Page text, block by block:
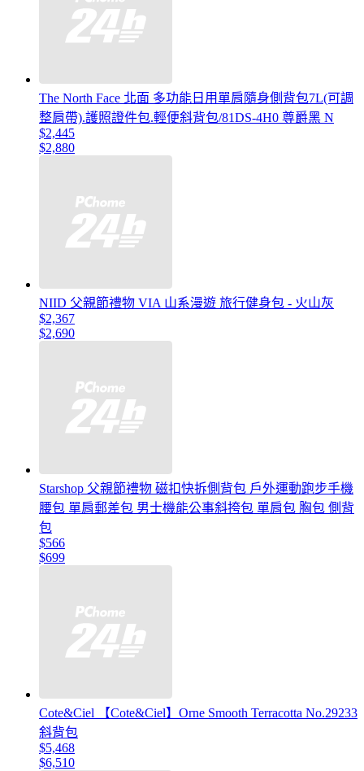
The North Face 北面 多功能日用單肩隨身側背包7L(可調
整肩帶).護照證件包.輕便斜背包/81DS-4H0 尊爵黑 N
$2,445
$2,880
NIID 父親節禮物 VIA 山系漫遊 旅行健身包 - 火山灰
$2,367
$2,690
Starshop 父親節禮物 磁扣快拆側背包 戶外運動跑步手機
腰包 單肩郵差包 男士機能公事斜挎包 單肩包 胸包 側背
包
$566
$699
Cote&Ciel 【Cote&Ciel】Orne Smooth Terracotta No.29233
斜背包
$5,468
$6,510